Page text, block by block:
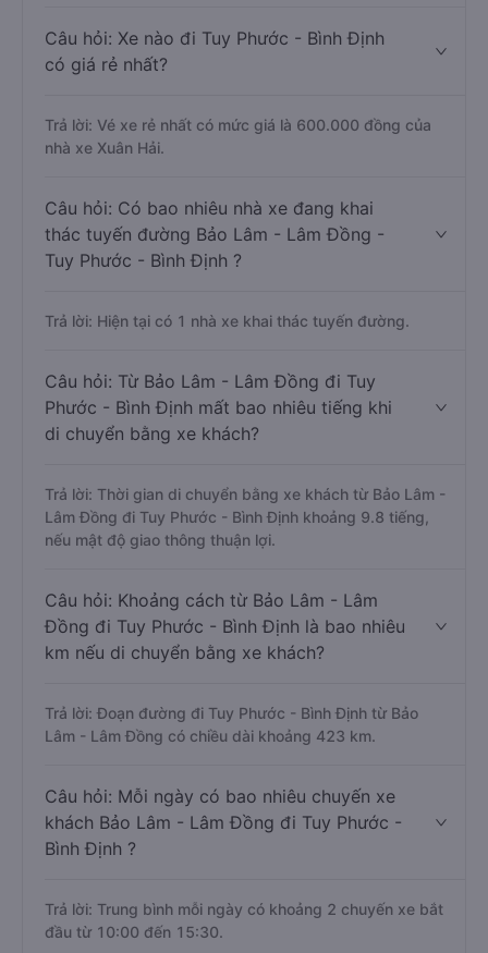
Câu hỏi: Xe nào đi Tuy Phước - Bình Định
có giá rẻ nhất?
Trả lời: Vé xe rẻ nhất có mức giá là 600.000 đồng của
nhà xe Xuân Hải.
Câu hỏi: Có bao nhiêu nhà xe đang khai
thác tuyến đường Bảo Lâm - Lâm Đồng -
Tuy Phước - Bình Định ?
Trả lời: Hiện tại có 1 nhà xe khai thác tuyến đường.
Câu hỏi: Từ Bảo Lâm - Lâm Đồng đi Tuy
Phước - Bình Định mất bao nhiêu tiếng khi
di chuyển bằng xe khách?
Trả lời: Thời gian di chuyển bằng xe khách từ Bảo Lâm -
Lâm Đồng đi Tuy Phước - Bình Định khoảng 9.8 tiếng,
nếu mật độ giao thông thuận lợi.
Câu hỏi: Khoảng cách từ Bảo Lâm - Lâm
Đồng đi Tuy Phước - Bình Định là bao nhiêu
km nếu di chuyển bằng xe khách?
Trả lời: Đoạn đường đi Tuy Phước - Bình Định từ Bảo
Lâm - Lâm Đồng có chiều dài khoảng 423 km.
Câu hỏi: Mỗi ngày có bao nhiêu chuyến xe
khách Bảo Lâm - Lâm Đồng đi Tuy Phước -
Bình Định ?
Trả lời: Trung bình mỗi ngày có khoảng 2 chuyến xe bắt
đầu từ 10:00 đến 15:30.